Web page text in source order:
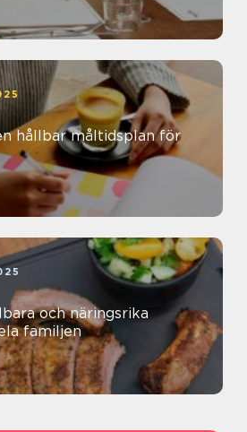
hållbar måltidsplan för
och näringsrika
familjen